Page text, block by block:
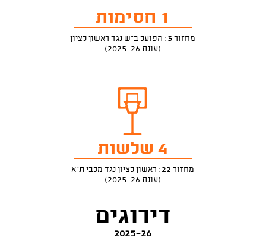
1 חסימות
מחזור 3: הפועל ב"ש נגד ראשון לציון
(עונת 2025-26)
4 שלשות
מחזור 22: ראשון לציון נגד מכבי ת"א
(עונת 2025-26)
דירוגים
2025-26